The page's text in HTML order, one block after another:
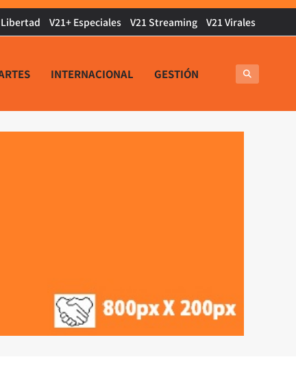
Libertad V21+ Especiales V21 Streaming V21 Virales
INTERNACIONAL GESTIÓN